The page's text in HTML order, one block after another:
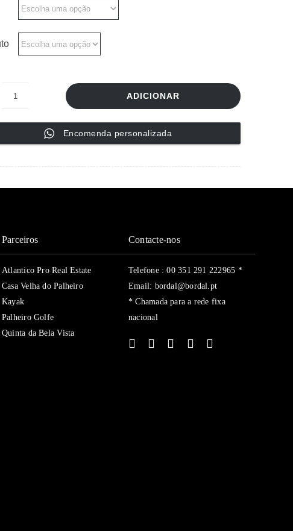
de
ADICIONAR
Encomenda personalizada
Parceiros
Atlantico Pro Real Estate
Casa Velha do Palheiro
Kayak
Palheiro Golfe
Quinta da Bela Vista
Contacte-nos
Telefone : 00 351 291 222965 *
Email: bordal@bordal.pt
* Chamada para a rede fixa
nacional